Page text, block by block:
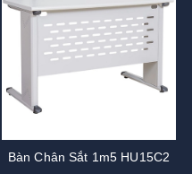
Bàn Chân Sắt 1m5 HU15C2